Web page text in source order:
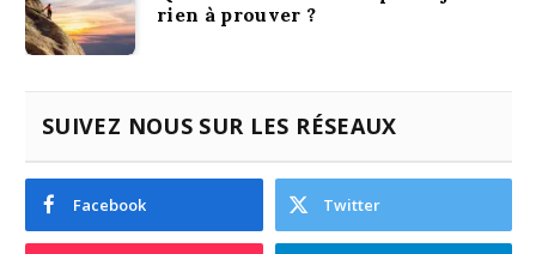
rien à prouver ?
SUIVEZ NOUS SUR LES RÉSEAUX
Facebook Twitter